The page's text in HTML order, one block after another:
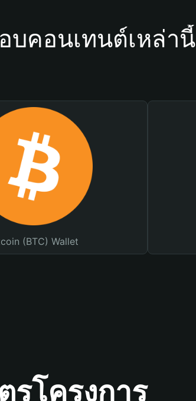
คอนเทนต์เหล่านี้
(BTC) Wallet
โครงการ